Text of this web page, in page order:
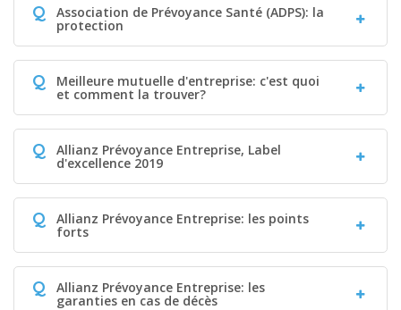
Q Association de Prévoyance Santé (ADPS): la
protection
Q Meilleure mutuelle d'entreprise: c'est quoi
et comment la trouver?
Q Allianz Prévoyance Entreprise, Label
d'excellence 2019
Q Allianz Prévoyance Entreprise: les points
forts
Q Allianz Prévoyance Entreprise: les
garanties en cas de décès